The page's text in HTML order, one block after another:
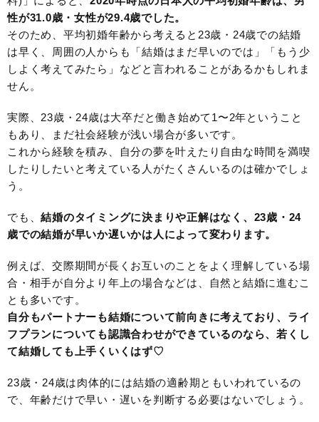
性が31.0歳・女性が29.4歳でした。
そのため、平均初婚年齢から考えると23歳・24歳での結婚
は早く、周囲の人からも「結婚はまだ早いのでは」「もう少
しよく考えてみたら」などと言われることがあるかもしれま
せん。
実際、23歳・24歳は大卒だと働き始めて1〜2年ということ
もあり、まだ社会経験が浅い場合が多いです。
これから経験を積み、自分の夢を叶えたり自由な時間を満喫
したりしたいと考えている人がたくさんいるのは確かでしょ
う。
でも、結婚のタイミングに決まりや正解はなく、23歳・24
歳での結婚が早いか遅いかは人によって変わります。
例えば、交際期間が長くお互いのことをよく理解している場
合・相手が自分より年上の場合などは、自然と結婚に進むこ
とも多いです。
自分もパートナーも結婚について前向きに考えており、ライ
フプランについても認識合わせができているのなら、若くし
て結婚しても上手くいくはず♡
23歳・24歳は肉体的には結婚の適齢期ともいわれているの
で、年齢だけで早い・遅いを判断する必要はないでしょう。